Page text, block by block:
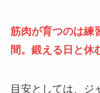
筋肉が育つのは練
間。鍛える日と休
目安としては、ジ